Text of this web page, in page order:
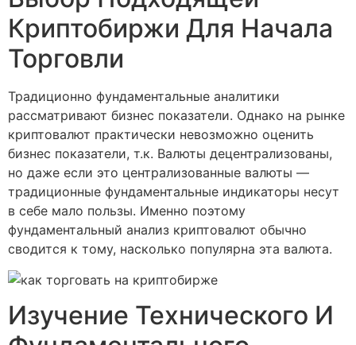
Криптобиржи Для Начала
Торговли
Традиционно фундаментальные аналитики
рассматривают бизнес показатели. Однако на рынке
криптовалют практически невозможно оценить
бизнес показатели, т.к. Валюты децентрализованы,
но даже если это централизованные валюты —
традиционные фундаментальные индикаторы несут
в себе мало пользы. Именно поэтому
фундаментальный анализ криптовалют обычно
сводится к тому, насколько популярна эта валюта.
Изучение Технического И